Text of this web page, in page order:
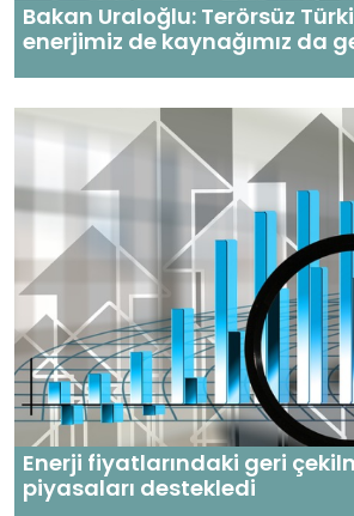
Bakan Uraloğlu: Terörsüz
enerjimiz de kaynağımız da
Enerji fiyatlarındaki geri
piyasaları destekledi